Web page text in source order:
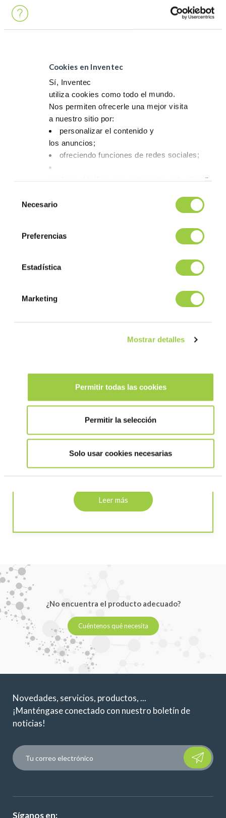
Cookies en Inventec
Sí, Inventec
utiliza cookies como todo el mundo.
Nos permiten ofrecerle una mejor visita
a nuestro sitio por:
personalizar el contenido y
los anuncios;
ofreciendo funciones de redes sociales;
analizar el tráfico en nuestro sitio web utilizando
No
te asustes, también puedes cambiar tus
Necesario
Preferencias
Estadística
Marketing
Mostrar detalles
Permitir todas las cookies
Permitir la selección
Solo usar cookies necesarias
la producción en masa.
Limpieza y ensayos de
recubrimiento
soldar? Realizamos pruebas de limpieza o
recubrimiento en nuestros centros técnicos. Un
ofrece recomendaciones respecto al proceso. Se
Leer más
¿No encuentra el producto adecuado?
Cuéntenos qué necesita
Novedades, servicios, productos, ...
¡Manténgase conectado con nuestro boletín de
noticias!
Please leave
Síganos en: